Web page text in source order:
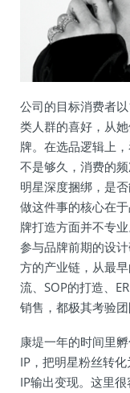
公司的目标消费者
类人群的喜好，从
牌。在选品逻辑上
不是够久，消费的
明星深度捆绑，是
做这件事的核心在
牌打造方面并不专
参与品牌前期的设
方的产业链，从最
流、SOP的打造、
销售，都极其考验团
康堤一年的时间里
IP，把明星粉丝转
IP输出变现。这里